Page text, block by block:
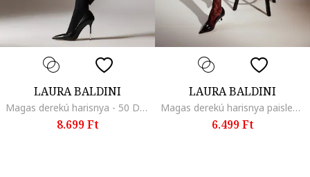
LAURA BALDINI
Magas derekú harisnya - 50 DEN, Fekete
8.699 Ft
LAURA BALDINI
Magas derekú harisnya paisley mintával, Bordó
6.499 Ft